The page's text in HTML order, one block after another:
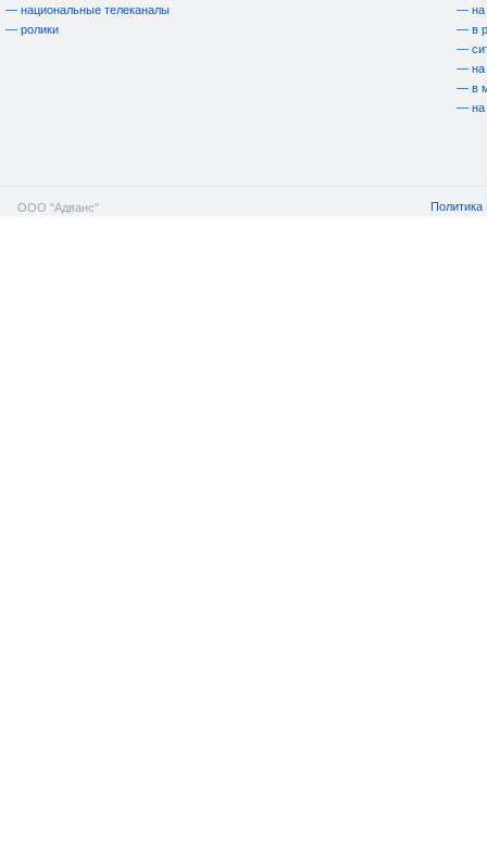
— национальные телеканалы
— ролики
— на
— в
—
— на
— в
— на
ООО "Адванс" Политика